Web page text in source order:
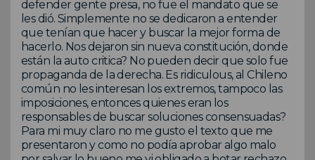
defender gente presa, no fue el mandato que se
les dió. Simplemente no se dedicaron a entender
que tenían que hacer y buscar la mejor forma de
hacerlo. Nos dejaron sin nueva constitución, donde
están la auto critica? No pueden decir que solo fue
propaganda de la derecha. Es ridiculous, al Chileno
común no les interesan los extremos, tampoco las
imposiciones, entonces quienes eran los
responsables de buscar soluciones consensuadas?
Para mi muy claro no me gusto el texto que me
presentaron y como no podía aprobar algo malo